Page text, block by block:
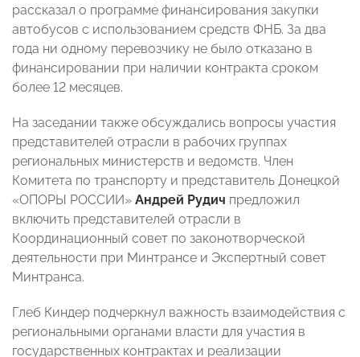
рассказал о программе финансирования закупки
автобусов с использованием средств ФНБ. За два
года ни одному перевозчику не было отказано в
финансировании при наличии контракта сроком
более 12 месяцев.
На заседании также обсуждались вопросы участия
представителей отрасли в рабочих группах
региональных министерств и ведомств. Член
Комитета по транспорту и представитель Донецкой
«ОПОРЫ РОССИИ» Андрей Рудич предложил
включить представителей отрасли в
Координационный совет по законотворческой
деятельности при Минтрансе и Экспертный совет
Минтранса.
Глеб Киндер подчеркнул важность взаимодействия с
региональными органами власти для участия в
государственных контрактах и реализации